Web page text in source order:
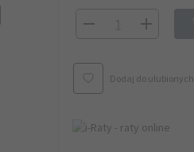
Dodaj do ulubionych